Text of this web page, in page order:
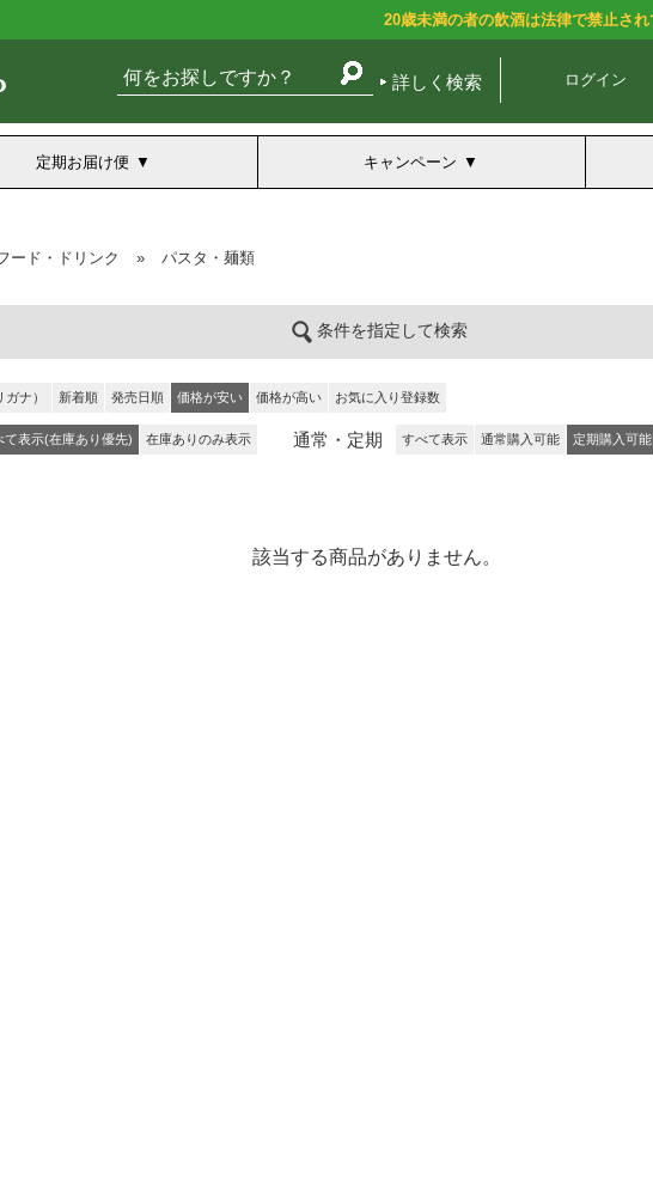
20歳未満の者の飲酒は法律で禁止さ
詳しく検索 ログイン
定期お届け便 キャンペーン
ード・ドリンク » パスタ・麺類
条件を指定して検索
ナ） 新着順 発売日順 価格が安い 価格が高い お気に入り登録数
て表示(在庫あり優先) 在庫ありのみ表示 通常・定期 すべて表示 通常購入可能 定期購入可能
該当する商品がありません。